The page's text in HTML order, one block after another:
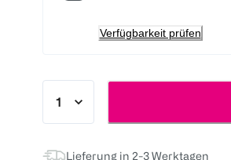
Verfügbarkeit prüfen
Lieferung in 2-3 Werktagen